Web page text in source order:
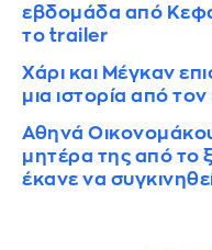
εβδομάδα από
το trailer
Χάρι και Μέγκαν
μια ιστορία από
Αθηνά
μητέρα της από το
έκανε να